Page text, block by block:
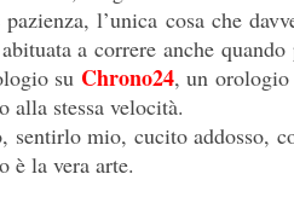
l’unica cosa che
a correre anche quando
su Chrono24, un orologio
alla stessa velocità.
mio, cucito addosso,
è la vera arte.